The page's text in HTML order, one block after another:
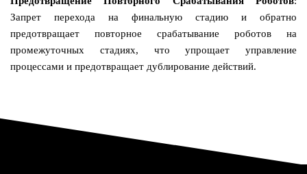
Запрет перехода на финальную стадию и обратно
предотвращает повторное срабатывание роботов на
промежуточных стадиях, что упрощает управление
процессами и предотвращает дублирование действий.